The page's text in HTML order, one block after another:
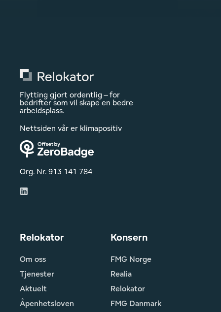
veldig bra. Det var en trygghet å ha dere
med helt fra planleggingsfasen, og
gjennom hele prosessen. Hadde god
kommunikasjon hele veien, tydelig ledelse
hyggelige mennesker.
Lars Bendik Johansen, Prosjektleder
UDI flyttet fra flere lokasjoner i Oslo
Flytting gjort ordentlig – for
bedrifter som vil skape en bedre
arbeidsplass.
Nettsiden vår er klimapositiv
Org. Nr. 913 141 784
Relokator
Om oss
Tjenester
Aktuelt
Åpenhetsloven
Konsern
FMG Norge
Realia
Relokator
FMG Danmark